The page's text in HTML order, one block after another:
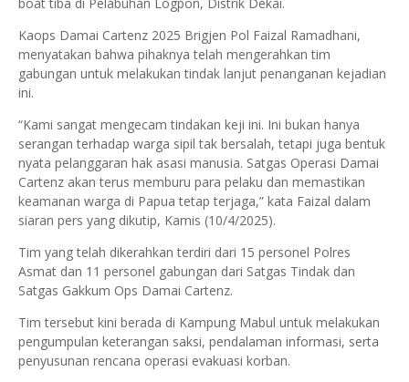
Kaops Damai Cartenz 2025 Brigjen Pol Faizal Ramadhani,
menyatakan bahwa pihaknya telah mengerahkan tim
gabungan untuk melakukan tindak lanjut penanganan kejadian
ini.
“Kami sangat mengecam tindakan keji ini. Ini bukan hanya
serangan terhadap warga sipil tak bersalah, tetapi juga bentuk
nyata pelanggaran hak asasi manusia. Satgas Operasi Damai
Cartenz akan terus memburu para pelaku dan memastikan
keamanan warga di Papua tetap terjaga,” kata Faizal dalam
siaran pers yang dikutip, Kamis (10/4/2025).
Tim yang telah dikerahkan terdiri dari 15 personel Polres
Asmat dan 11 personel gabungan dari Satgas Tindak dan
Satgas Gakkum Ops Damai Cartenz.
Tim tersebut kini berada di Kampung Mabul untuk melakukan
pengumpulan keterangan saksi, pendalaman informasi, serta
penyusunan rencana operasi evakuasi korban.